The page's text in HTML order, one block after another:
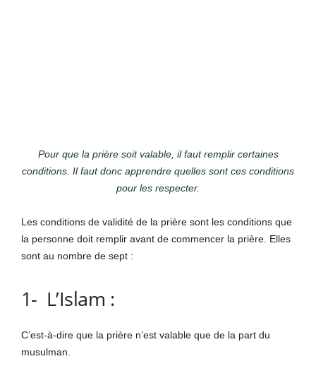
Pour que la prière soit valable, il faut remplir certaines
conditions. Il faut donc apprendre quelles sont ces conditions
pour les respecter.
Les conditions de validité de la prière sont les conditions que
la personne doit remplir avant de commencer la prière. Elles
sont au nombre de sept :
1- L’Islam :
C’est-à-dire que la prière n’est valable que de la part du
musulman.